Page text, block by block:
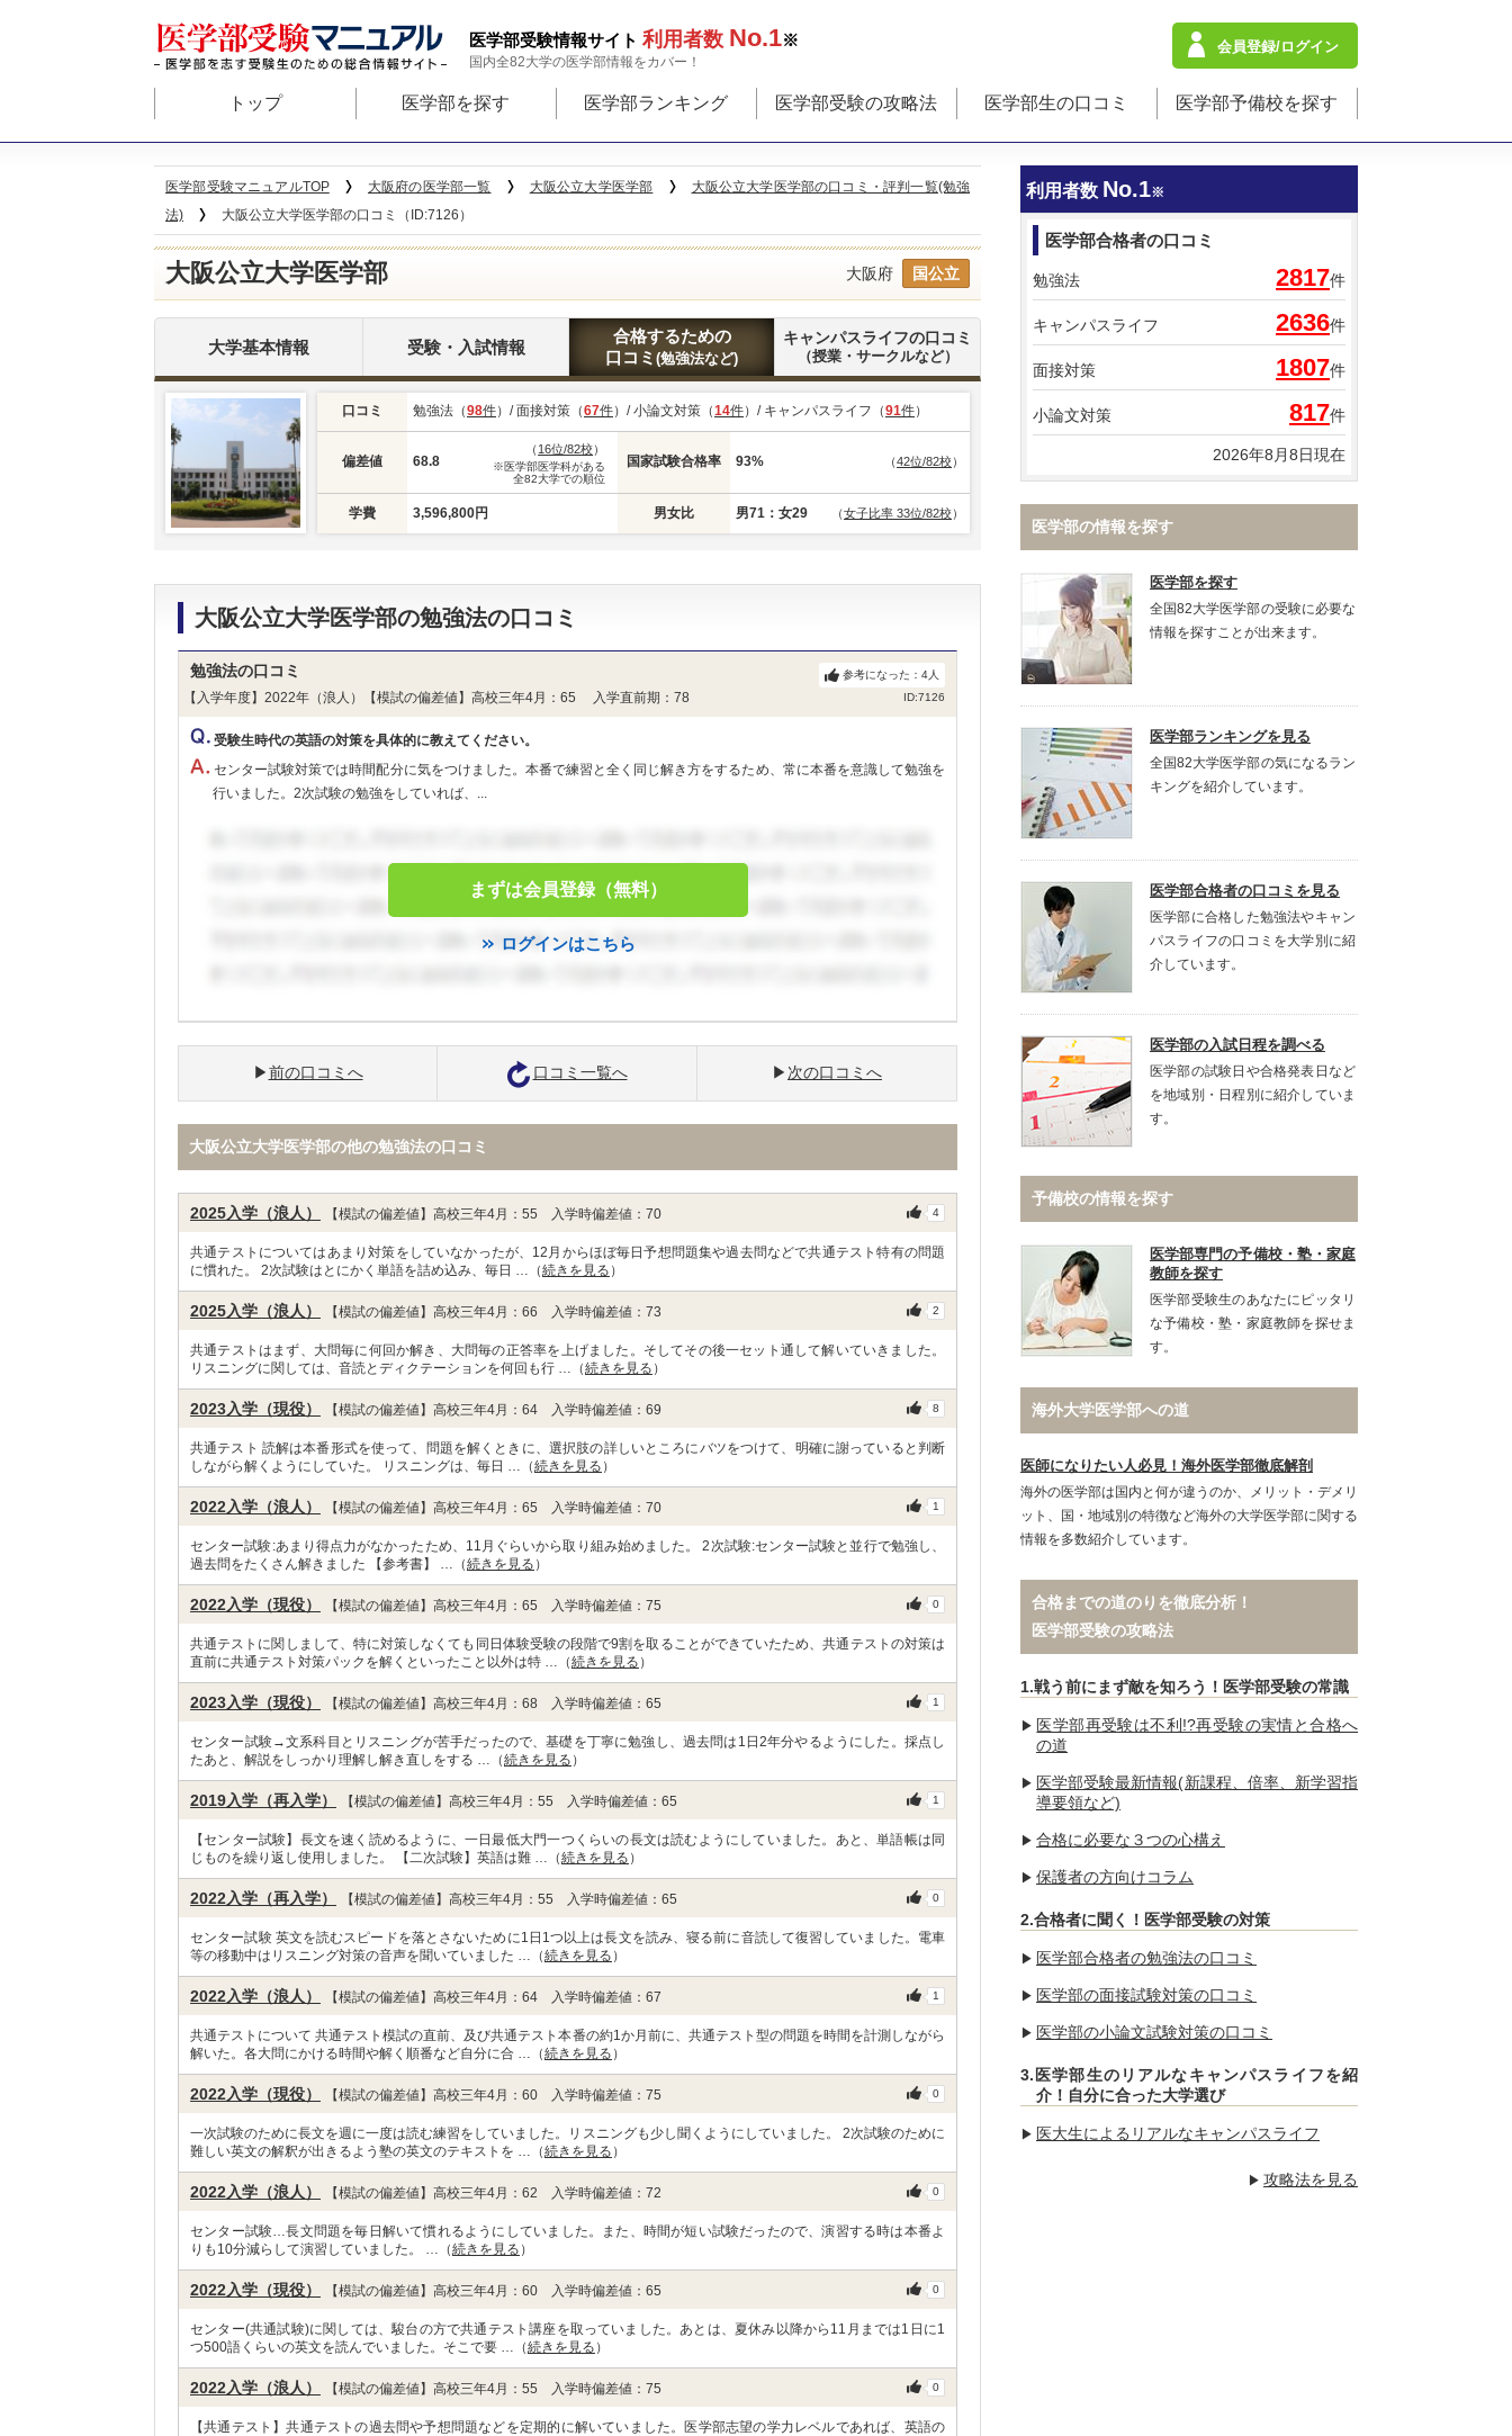
医学部受験情報サイト 利用者数 No.1※
国内全82大学の医学部情報をカバー！
会員登録/ログイン
トップ 医学部を探す 医学部ランキング 医学部受験の攻略法 医学部生の口コミ 医学部予備校を探す
医学部受験マニュアルTOP 大阪府の医学部一覧 大阪公立大学医学部
大阪公立大学医学部の口コミ・評判一覧(勉強
法)
大阪公立大学医学部の口コミ（ID:7126）
大阪公立大学医学部 大阪府 国公立
大学基本情報 受験・入試情報
合格するための
口コミ (勉強法など)
キャンパスライフの口コミ
（授業・サークルなど）
口コミ 勉強法（98件）/ 面接対策（67件）/ 小論文対策（14件）/ キャンパスライフ（91件）
偏差値 68.8
（ 16位/82校）
※医学部医学科がある
全82大学での順位
国家試験合格率 93% （42位/82校）
学費 3,596,800円 男女比 男71：女29 （女子比率 33位/82校）
大阪公立大学医学部の勉強法の口コミ
勉強法の口コミ
【入学年度】2022年（浪人）【模試の偏差値】高校三年4月：65 入学直前期：78 ID:7126
参考になった： 4人
受験生時代の英語の対策を具体的に教えてください。
センター試験対策では時間配分に気をつけました。本番で練習と全く同じ解き方をするため、常に本番を意識して勉強を
行いました。2次試験の勉強をしていれば、...
まずは会員登録（無料）
ログインはこちら
前の口コミへ 口コミ一覧へ 次の口コミへ
大阪公立大学医学部の他の勉強法の口コミ
2025入学（浪人） 【模試の偏差値】高校三年4月：55 入学時偏差値：70 4
共通テストについてはあまり対策をしていなかったが、12月からほぼ毎日予想問題集や過去問などで共通テスト特有の問題
に慣れた。 2次試験はとにかく単語を詰め込み、毎日 …（続きを見る ）
2025入学（浪人） 【模試の偏差値】高校三年4月：66 入学時偏差値：73 2
共通テストはまず、大問毎に何回か解き、大問毎の正答率を上げました。そしてその後一セット通して解いていきました。
リスニングに関しては、音読とディクテーションを何回も行 …（続きを見る ）
2023入学（現役） 【模試の偏差値】高校三年4月：64 入学時偏差値：69 8
共通テスト 読解は本番形式を使って、問題を解くときに、選択肢の詳しいところにバツをつけて、明確に謝っていると判断
しながら解くようにしていた。 リスニングは、毎日 …（続きを見る ）
2022入学（浪人） 【模試の偏差値】高校三年4月：65 入学時偏差値：70 1
センター試験:あまり得点力がなかったため、11月ぐらいから取り組み始めました。 2次試験:センター試験と並行で勉強し、
過去問をたくさん解きました 【参考書】 …（続きを見る ）
2022入学（現役） 【模試の偏差値】高校三年4月：65 入学時偏差値：75 0
共通テストに関しまして、特に対策しなくても同日体験受験の段階で9割を取ることができていたため、共通テストの対策は
直前に共通テスト対策パックを解くといったこと以外は特 …（続きを見る ）
2023入学（現役） 【模試の偏差値】高校三年4月：68 入学時偏差値：65 1
センター試験→文系科目とリスニングが苦手だったので、基礎を丁寧に勉強し、過去問は1日2年分やるようにした。採点し
たあと、解説をしっかり理解し解き直しをする …（続きを見る ）
2019入学（再入学） 【模試の偏差値】高校三年4月：55 入学時偏差値：65 1
【センター試験】長文を速く読めるように、一日最低大門一つくらいの長文は読むようにしていました。あと、単語帳は同
じものを繰り返し使用しました。 【二次試験】英語は難 …（続きを見る ）
2022入学（再入学） 【模試の偏差値】高校三年4月：55 入学時偏差値：65 0
センター試験 英文を読むスピードを落とさないために1日1つ以上は長文を読み、寝る前に音読して復習していました。電車
等の移動中はリスニング対策の音声を聞いていました …（続きを見る ）
2022入学（浪人） 【模試の偏差値】高校三年4月：64 入学時偏差値：67 1
共通テストについて 共通テスト模試の直前、及び共通テスト本番の約1か月前に、共通テスト型の問題を時間を計測しながら
解いた。各大問にかける時間や解く順番など自分に合 …（続きを見る ）
2022入学（現役） 【模試の偏差値】高校三年4月：60 入学時偏差値：75 0
一次試験のために長文を週に一度は読む練習をしていました。リスニングも少し聞くようにしていました。 2次試験のために
難しい英文の解釈が出きるよう塾の英文のテキストを …（続きを見る ）
2022入学（浪人） 【模試の偏差値】高校三年4月：62 入学時偏差値：72 0
センター試験…長文問題を毎日解いて慣れるようにしていました。また、時間が短い試験だったので、演習する時は本番よ
りも10分減らして演習していました。 …（続きを見る ）
2022入学（現役） 【模試の偏差値】高校三年4月：60 入学時偏差値：65 0
センター(共通試験)に関しては、駿台の方で共通テスト講座を取っていました。あとは、夏休み以降から11月までは1日に1
つ500語くらいの英文を読んでいました。そこで要 …（続きを見る ）
2022入学（浪人） 【模試の偏差値】高校三年4月：55 入学時偏差値：75 0
【共通テスト】共通テストの過去問や予想問題などを定期的に解いていました。医学部志望の学力レベルであれば、英語の
利用者数 No.1※
医学部合格者の口コミ
勉強法 2817件
キャンパスライフ 2636件
面接対策 1807件
小論文対策 817件
2026年8月8日現在
医学部の情報を探す
医学部を探す
全国82大学医学部の受験に必要な
情報を探すことが出来ます。
医学部ランキングを見る
全国82大学医学部の気になるラン
キングを紹介しています。
医学部合格者の口コミを見る
医学部に合格した勉強法やキャン
パスライフの口コミを大学別に紹
介しています。
医学部の入試日程を調べる
医学部の試験日や合格発表日など
を地域別・日程別に紹介していま
す。
予備校の情報を探す
医学部専門の予備校・塾・家庭
教師を探す
医学部受験生のあなたにピッタリ
な予備校・塾・家庭教師を探せま
す。
海外大学医学部への道
医師になりたい人必見！海外医学部徹底解剖
海外の医学部は国内と何が違うのか、メリット・デメリ
ット、国・地域別の特徴など海外の大学医学部に関する
情報を多数紹介しています。
合格までの道のりを徹底分析！
医学部受験の攻略法
1.戦う前にまず敵を知ろう！医学部受験の常識
医学部再受験は不利!?再受験の実情と合格へ
の道
医学部受験最新情報(新課程、倍率、新学習指
導要領など)
合格に必要な３つの心構え
保護者の方向けコラム
2.合格者に聞く！医学部受験の対策
医学部合格者の勉強法の口コミ
医学部の面接試験対策の口コミ
医学部の小論文試験対策の口コミ
3.医学部生のリアルなキャンパスライフを紹
介！自分に合った大学選び
医大生によるリアルなキャンパスライフ
攻略法を見る